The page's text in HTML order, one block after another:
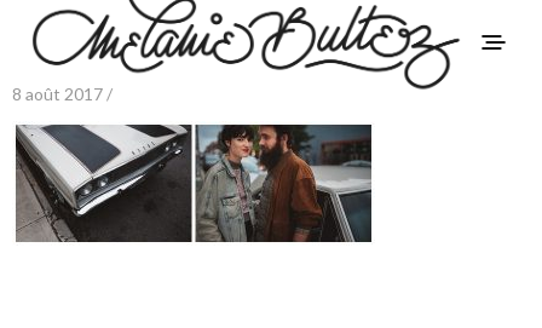
8 août 2017 /